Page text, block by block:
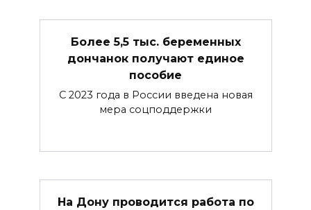
Более 5,5 тыс. беременных
дончанок получают единое
пособие
С 2023 года в России введена новая
мера соцподдержки
На Дону проводится работа по